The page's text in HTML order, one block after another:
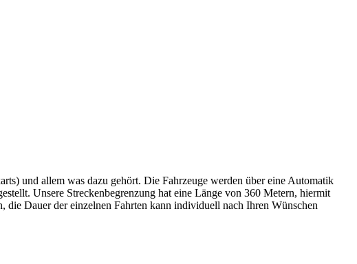
und allem was dazu gehört. Die Fahrzeuge werden über eine Automatik
Unsere Streckenbegrenzung hat eine Länge von 360 Metern, hiermit
Dauer der einzelnen Fahrten kann individuell nach Ihren Wünschen